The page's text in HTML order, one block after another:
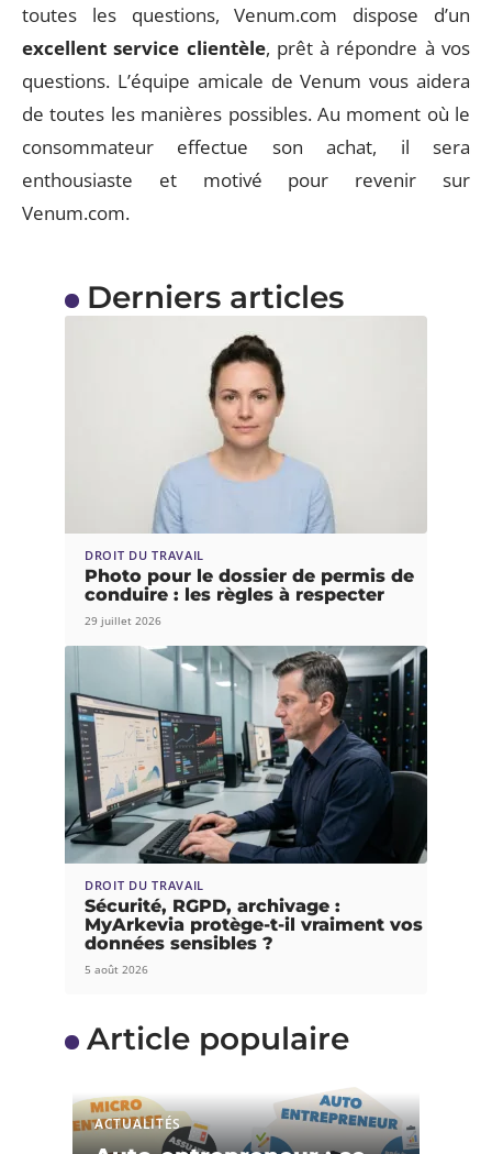
toutes les questions, Venum.com dispose d’un
excellent service clientèle, prêt à répondre à vos
questions. L’équipe amicale de Venum vous aidera
de toutes les manières possibles. Au moment où le
consommateur effectue son achat, il sera
enthousiaste et motivé pour revenir sur
Venum.com.
Derniers articles
DROIT DU TRAVAIL
Photo pour le dossier de permis de
conduire : les règles à respecter
29 juillet 2026
DROIT DU TRAVAIL
Sécurité, RGPD, archivage :
MyArkevia protège-t-il vraiment vos
données sensibles ?
5 août 2026
Article populaire
ACTUALITÉS